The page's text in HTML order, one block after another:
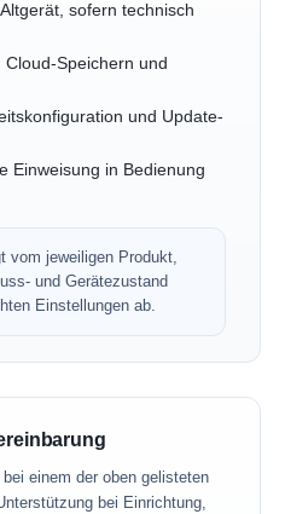
sofern technisch
Speichern und
und Update-
Einweisung in Bedienung
vom jeweiligen Produkt,
und Gerätezustand
Einstellungen ab.
einem der oben gelisteten
bei Einrichtung,